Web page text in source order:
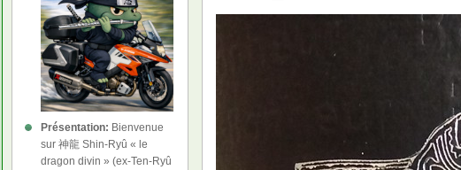
Présentation: Bienvenue
sur 神龍 Shin-Ryû « le
dragon divin » (ex-Ten-Ryû